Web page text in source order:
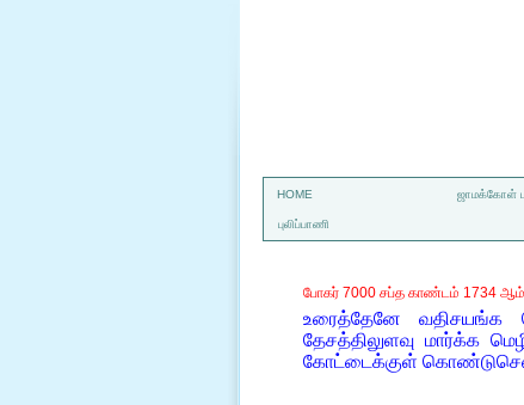
HOME ஜாமக்கோள்
புலிப்பாணி
போகர் 7000 சப்த காண்டம் 1734 ஆம்
உரைத்தேனே
தேசத்திலுளவு மார்க்க
கோட்டைக்குள்